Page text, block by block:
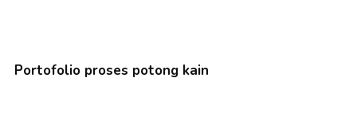
Portofolio proses potong kain